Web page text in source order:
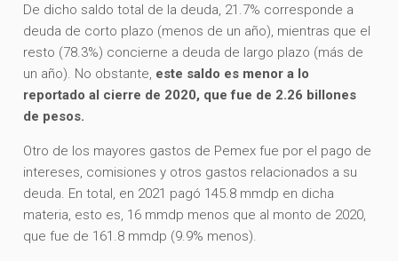
De dicho saldo total de la deuda, 21.7% corresponde a
deuda de corto plazo (menos de un año), mientras que el
resto (78.3%) concierne a deuda de largo plazo (más de
un año). No obstante, este saldo es menor a lo
reportado al cierre de 2020, que fue de 2.26 billones
de pesos.
Otro de los mayores gastos de Pemex fue por el pago de
intereses, comisiones y otros gastos relacionados a su
deuda. En total, en 2021 pagó 145.8 mmdp en dicha
materia, esto es, 16 mmdp menos que al monto de 2020,
que fue de 161.8 mmdp (9.9% menos).